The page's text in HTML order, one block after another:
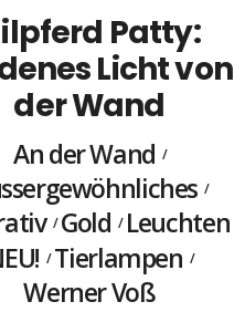
Patty:
Licht von
der Wand
An der Wand
Gold Leuchten
Tierlampen
Werner Voß